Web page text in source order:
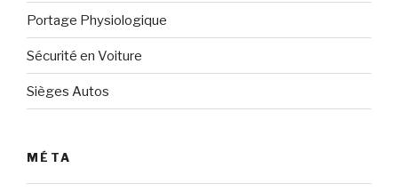
Portage Physiologique
Sécurité en Voiture
Sièges Autos
MÉTA